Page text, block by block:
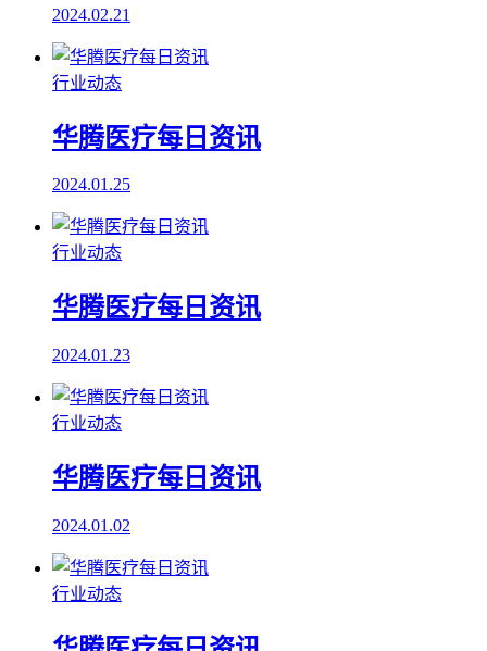
2024.02.21
行业动态
华腾医疗每日资讯
2024.01.25
行业动态
华腾医疗每日资讯
2024.01.23
行业动态
华腾医疗每日资讯
2024.01.02
行业动态